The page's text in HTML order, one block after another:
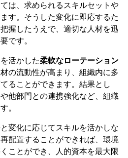
は、求められるスキルセットや
す。そうした変化に即応するた
握したうえで、適切な人材を迅
です。
活かした柔軟なローテーション
の流動性が高まり、組織内に多
ることができます。結果とし
他部門との連携強化など、組織
。
変化に応じてスキルを活かしな
配置することができれば、環境
ことができ、人的資本を最大限